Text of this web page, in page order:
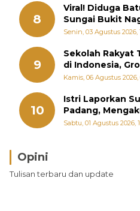
8
Viral! Diduga
Sungai Bukit
Warga Khawatir
Senin, 03 Agustus 2026,
9
Sekolah Rakyat
di Indonesia,
September
Kamis, 06 Agustus
10
Istri Laporkan
Padang,
Berhubungan
Sabtu, 01 Agustus 2026,
Opini
Tulisan terbaru dan update